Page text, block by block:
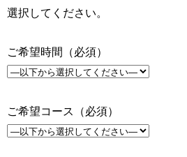
選択してください。
ご希望時間（必須）
ご希望コース（必須）